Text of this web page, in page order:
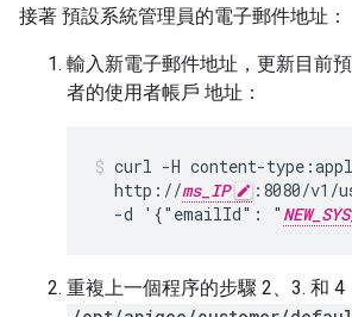
接著 預設系統管理員的電子郵件地址：
輸入新電子郵件地址，更新目前
者的使用者帳戶 地址：
curl -H content-
  http://
ms_IP :8080/v1/
  -d '{"emailId": "
重複上一個程序的步驟 2、3. 和 4